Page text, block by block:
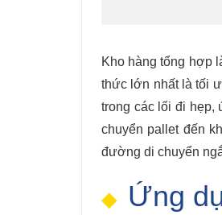
Kho hàng tổng hợp
thức lớn nhất là tối
trong các lối đi hẹp,
chuyển pallet đến
đường di chuyển
Ứng